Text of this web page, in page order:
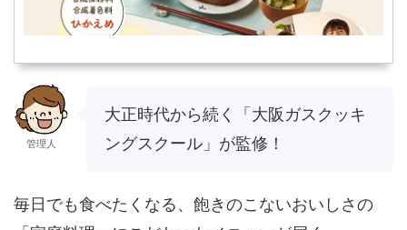
管理人
大正時代から続く「大阪ガスクッキ
ングスクール」が監修！
毎日でも食べたくなる、飽きのこないおいしさの